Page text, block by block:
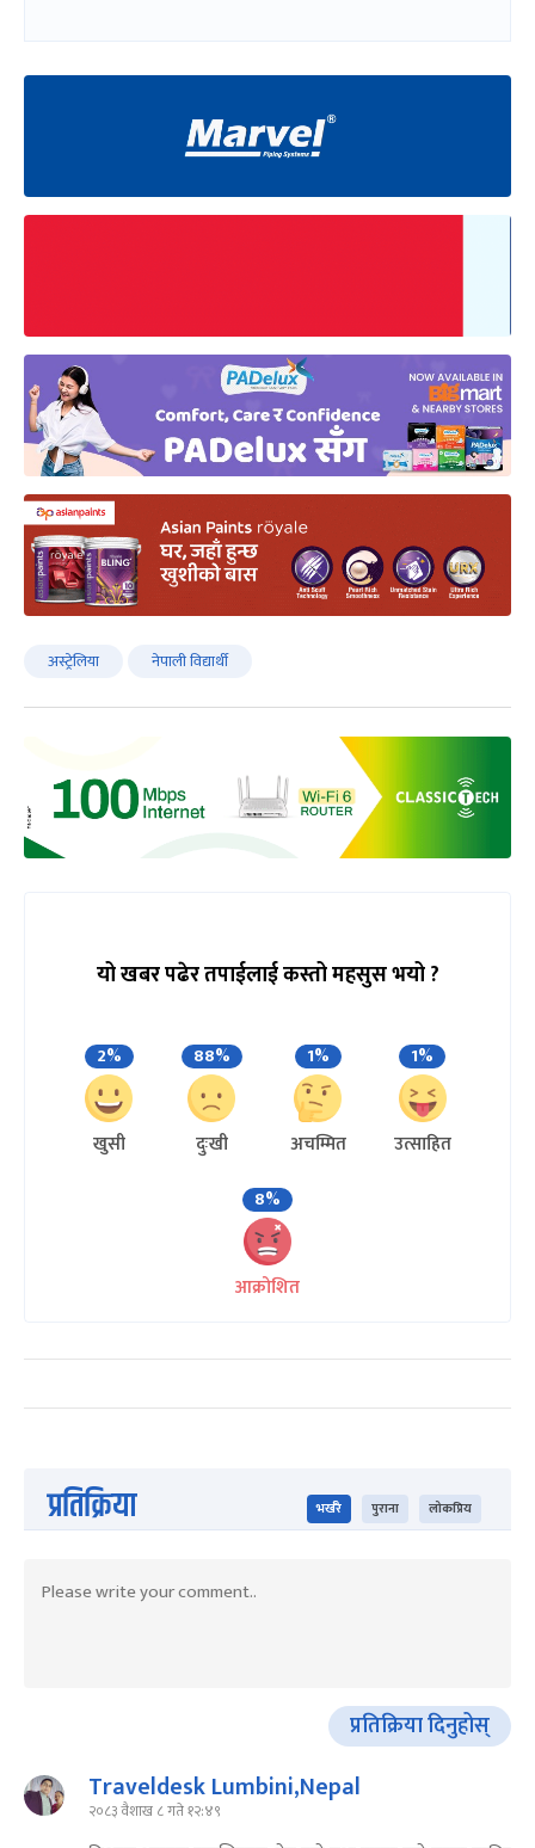
अस्ट्रेलिया नेपाली विद्यार्थी
यो खबर पढेर तपाईलाई कस्तो महसुस भयो ?
2%
खुसी
88%
दुःखी
1%
अचम्मित
1%
उत्साहित
8%
आक्रोशित
प्रतिक्रिया भर्खरै पुराना लोकप्रिय
प्रतिक्रिया दिनुहोस्
Traveldesk Lumbini,Nepal
२०८३ वैशाख ८ गते १२:४९